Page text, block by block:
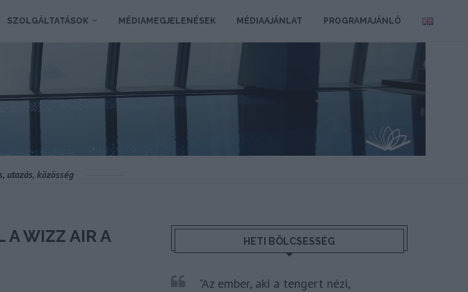
SZOLGÁLTATÁSOK MÉDIAMEGJELENÉSEK MÉDIAAJÁNLAT PROGRAMAJÁNLÓ
utazás, közösség
A WIZZ AIR A
HETI BÖLCSESSÉG
"Az ember, aki a tengert nézi,